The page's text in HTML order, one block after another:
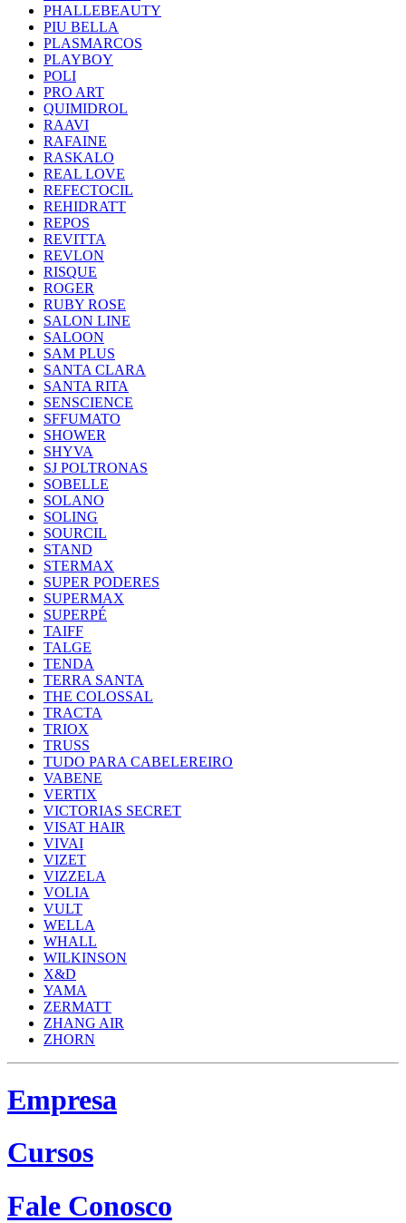
PHALLEBEAUTY
PIU BELLA
PLASMARCOS
PLAYBOY
POLI
PRO ART
QUIMIDROL
RAAVI
RAFAINE
RASKALO
REAL LOVE
REFECTOCIL
REHIDRATT
REPOS
REVITTA
REVLON
RISQUE
ROGER
RUBY ROSE
SALON LINE
SALOON
SAM PLUS
SANTA CLARA
SANTA RITA
SENSCIENCE
SFFUMATO
SHOWER
SHYVA
SJ POLTRONAS
SOBELLE
SOLANO
SOLING
SOURCIL
STAND
STERMAX
SUPER PODERES
SUPERMAX
SUPERPÉ
TAIFF
TALGE
TENDA
TERRA SANTA
THE COLOSSAL
TRACTA
TRIOX
TRUSS
TUDO PARA CABELEREIRO
VABENE
VERTIX
VICTORIAS SECRET
VISAT HAIR
VIVAI
VIZET
VIZZELA
VOLIA
VULT
WELLA
WHALL
WILKINSON
X&D
YAMA
ZERMATT
ZHANG AIR
ZHORN
Empresa
Cursos
Fale Conosco